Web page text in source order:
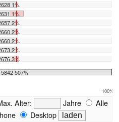
1%
1%
2%
2%
2%
2%
3%
507%
100%
Alter: Jahre
Alle
Desktop